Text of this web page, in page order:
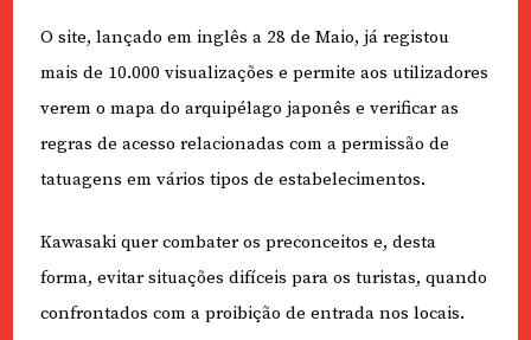
O site, lançado em inglês a 28 de Maio, já registou
mais de 10.000 visualizações e permite aos utilizadores
verem o mapa do arquipélago japonês e verificar as
regras de acesso relacionadas com a permissão de
tatuagens em vários tipos de estabelecimentos.
Kawasaki quer combater os preconceitos e, desta
forma, evitar situações difíceis para os turistas, quando
confrontados com a proibição de entrada nos locais.